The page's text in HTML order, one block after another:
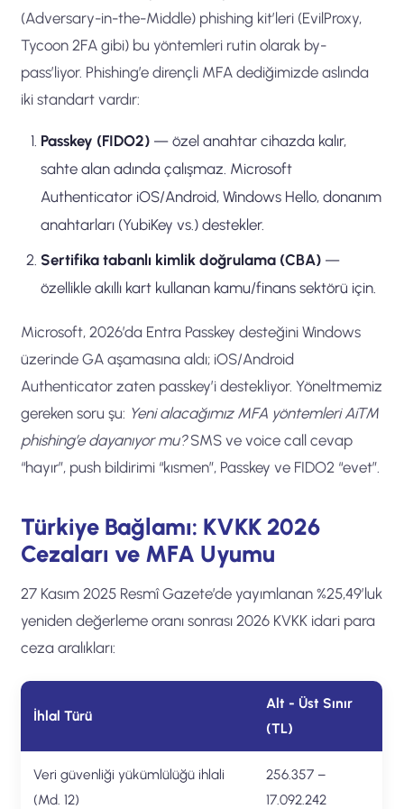
(Adversary-in-the-Middle) phishing kit’leri (EvilProxy,
Tycoon 2FA gibi) bu yöntemleri rutin olarak by-
pass’liyor. Phishing’e dirençli MFA dediğimizde aslında
iki standart vardır:
Passkey (FIDO2) — özel anahtar cihazda kalır,
sahte alan adında çalışmaz. Microsoft
Authenticator iOS/Android, Windows Hello, donanım
anahtarları (YubiKey vs.) destekler.
Sertifika tabanlı kimlik doğrulama (CBA) —
özellikle akıllı kart kullanan kamu/finans sektörü için.
Microsoft, 2026’da Entra Passkey desteğini Windows
üzerinde GA aşamasına aldı; iOS/Android
Authenticator zaten passkey’i destekliyor. Yöneltmemiz
gereken soru şu: Yeni alacağımız MFA yöntemleri AiTM
phishing’e dayanıyor mu?SMS ve voice call cevap
“hayır”, push bildirimi “kısmen”, Passkey ve FIDO2 “evet”.
Türkiye Bağlamı: KVKK 2026
Cezaları ve MFA Uyumu
27 Kasım 2025 Resmî Gazete’de yayımlanan %25,49’luk
yeniden değerleme oranı sonrası 2026 KVKK idari para
ceza aralıkları:
İhlal Türü
Alt - Üst Sınır
(TL)
Veri güvenliği yükümlülüğü ihlali
(Md. 12)
256.357 –
17.092.242